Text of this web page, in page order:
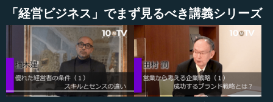
る。そういうことから、女性活躍推進について注目してみ
たいと思います。
私が専門とする経済学では、ベッカー教授が「差別の経
済学」という分野を打ち立てました。この差別の経済学で
指摘されている女性活躍推進の効果は2つあると解釈するこ
とができます。
「経営ビジネス」でまず見るべき講義シリーズ